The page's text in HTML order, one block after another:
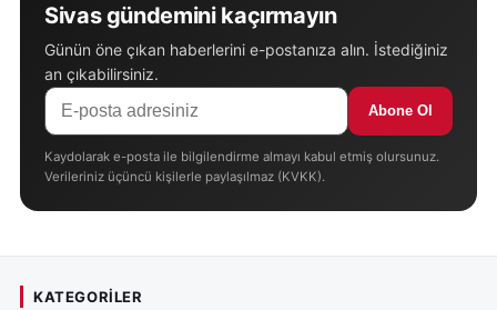
Sivas gündemini kaçırmayın
Günün öne çıkan haberlerini e-postanıza alın. İstediğiniz
an çıkabilirsiniz.
Abone Ol
Kaydolarak e-posta ile bilgilendirme almayı kabul etmiş olursunuz.
Verileriniz üçüncü kişilerle paylaşılmaz (KVKK).
KATEGORILER